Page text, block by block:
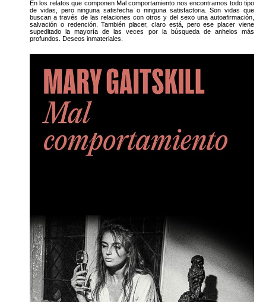
En los relatos que componen Mal comportamiento nos encontramos todo tipo
de vidas, pero ninguna satisfecha o ninguna satisfactoria. Son vidas que
buscan a través de las relaciones con otros y del sexo una autoafirmación,
salvación o redención. También placer, claro está, pero ese placer viene
supeditado la mayoría de las veces por la búsqueda de anhelos más
profundos. Deseos inmateriales.